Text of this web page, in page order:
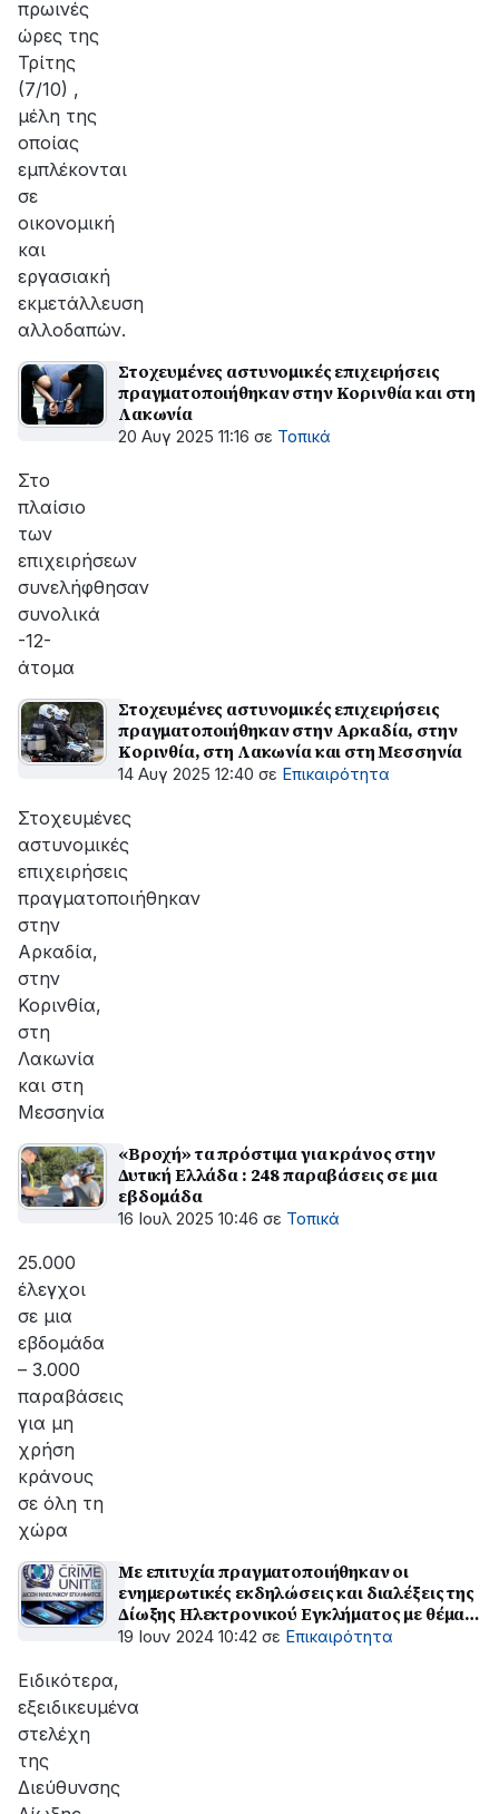
πρωινές
ώρες της
Τρίτης
(7/10) ,
μέλη της
οποίας
εμπλέκονται
σε
οικονομική
και
εργασιακή
εκμετάλλευση
αλλοδαπών.
Στοχευμένες αστυνομικές επιχειρήσεις
πραγματοποιήθηκαν στην Κορινθία και στη
Λακωνία
20 Αυγ 2025 11:16 σε Τοπικά
Στο
πλαίσιο
των
επιχειρήσεων
συνελήφθησαν
συνολικά
-12-
άτομα
Στοχευμένες αστυνομικές επιχειρήσεις
πραγματοποιήθηκαν στην Αρκαδία, στην
Κορινθία, στη Λακωνία και στη Μεσσηνία
14 Αυγ 2025 12:40 σε Επικαιρότητα
Στοχευμένες
αστυνομικές
επιχειρήσεις
πραγματοποιήθηκαν
στην
Αρκαδία,
στην
Κορινθία,
στη
Λακωνία
και στη
Μεσσηνία
«Βροχή» τα πρόστιμα για κράνος στην
Δυτική Ελλάδα : 248 παραβάσεις σε μια
εβδομάδα
16 Ιουλ 2025 10:46 σε Τοπικά
25.000
έλεγχοι
σε μια
εβδομάδα
– 3.000
παραβάσεις
για μη
χρήση
κράνους
σε όλη τη
χώρα
Με επιτυχία πραγματοποιήθηκαν οι
ενημερωτικές εκδηλώσεις και διαλέξεις της
Δίωξης Ηλεκτρονικού Εγκλήματος με θέμα
την ασφαλή πλοήγηση στο διαδίκτυο κατά
19 Ιουν 2024 10:42 σε Επικαιρότητα
Ειδικότερα,
εξειδικευμένα
στελέχη
της
Διεύθυνσης